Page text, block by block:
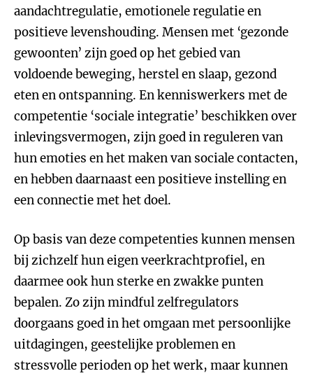
aandachtregulatie, emotionele regulatie en
positieve levenshouding. Mensen met ‘gezonde
gewoonten’ zijn goed op het gebied van
voldoende beweging, herstel en slaap, gezond
eten en ontspanning. En kenniswerkers met de
competentie ‘sociale integratie’ beschikken over
inlevingsvermogen, zijn goed in reguleren van
hun emoties en het maken van sociale contacten,
en hebben daarnaast een positieve instelling en
een connectie met het doel.
Op basis van deze competenties kunnen mensen
bij zichzelf hun eigen veerkrachtprofiel, en
daarmee ook hun sterke en zwakke punten
bepalen. Zo zijn mindful zelfregulators
doorgaans goed in het omgaan met persoonlijke
uitdagingen, geestelijke problemen en
stressvolle perioden op het werk, maar kunnen